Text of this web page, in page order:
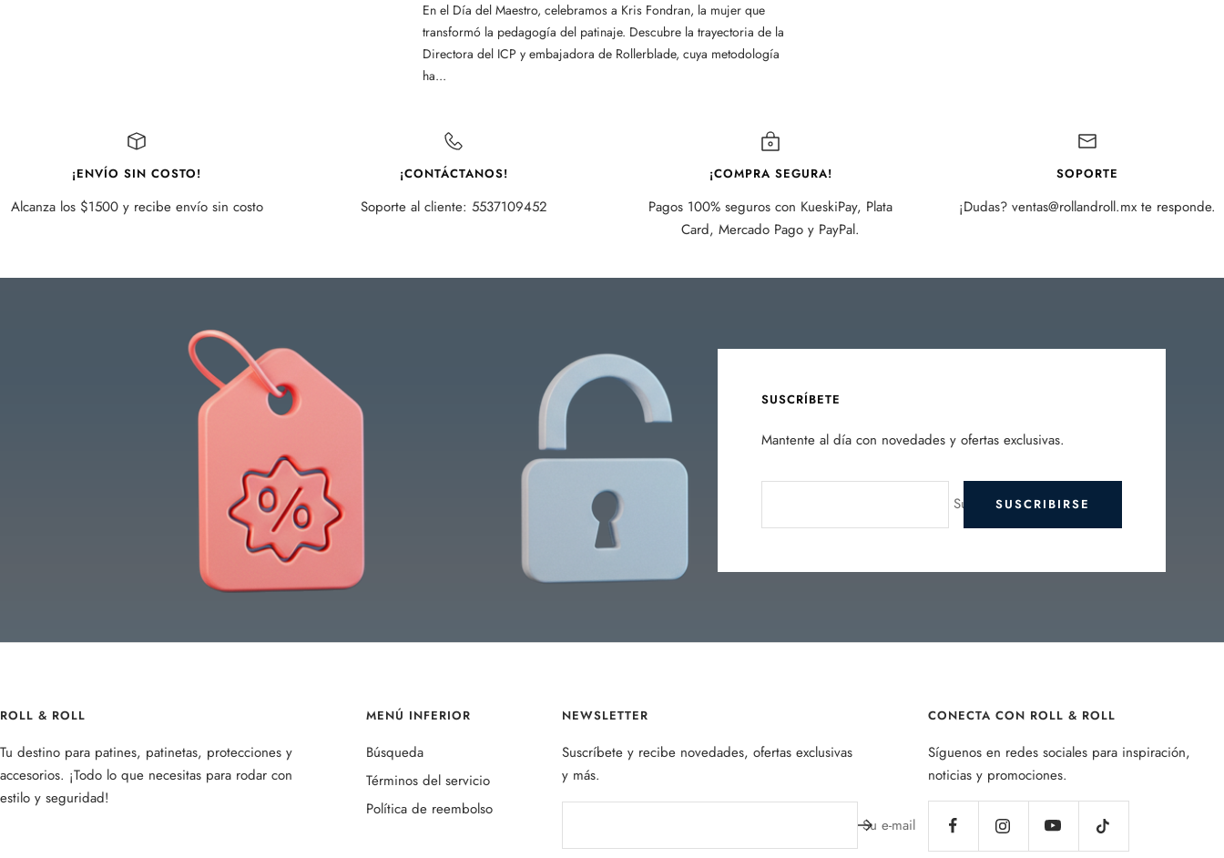
En el Día del Maestro, celebramos a Kris Fondran, la mujer que
transformó la pedagogía del patinaje. Descubre la trayectoria de la
Directora del ICP y embajadora de Rollerblade, cuya metodología
ha...
¡ENVÍO SIN COSTO!
Alcanza los $1500 y recibe envío sin costo
¡CONTÁCTANOS!
Soporte al cliente: 5537109452
¡COMPRA SEGURA!
Pagos 100% seguros con KueskiPay, Plata
Card, Mercado Pago y PayPal.
SOPORTE
¡Dudas? ventas@rollandroll.mx te responde.
SUSCRÍBETE
Mantente al día con novedades y ofertas exclusivas.
Su e-mailSUSCRIBIRSE
ROLL & ROLL
Tu destino para patines, patinetas, protecciones y
accesorios. ¡Todo lo que necesitas para rodar con
estilo y seguridad!
MENÚ INFERIOR
Búsqueda
Términos del servicio
Política de reembolso
NEWSLETTER
Suscríbete y recibe novedades, ofertas exclusivas
y más.
Su e-mail
CONECTA CON ROLL & ROLL
Síguenos en redes sociales para inspiración,
noticias y promociones.